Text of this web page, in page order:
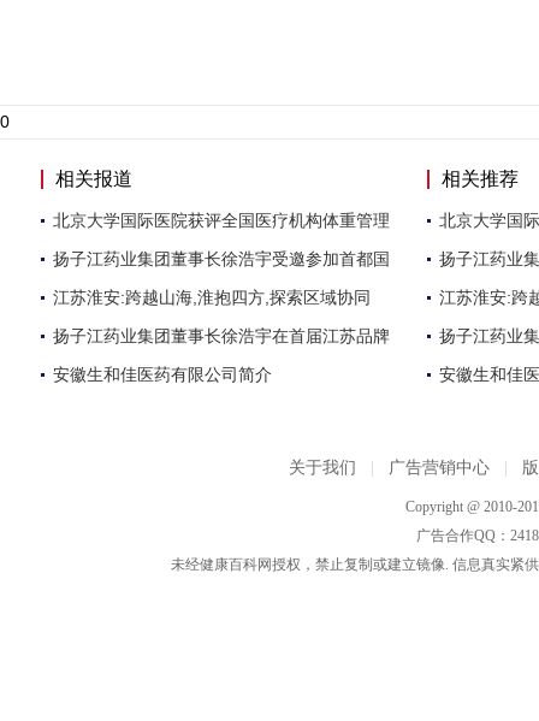
0
相关报道
北京大学国际医院获评全国医疗机构体重管理
扬子江药业集团董事长徐浩宇受邀参加首都国
江苏淮安:跨越山海,淮抱四方,探索区域协同
扬子江药业集团董事长徐浩宇在首届江苏品牌
安徽生和佳医药有限公司简介
相关推荐
北京大学国
扬子江药业
江苏淮安:跨
扬子江药业
安徽生和佳
关于我们 广告营销中心
Copyright @ 2010-
广告合作QQ：
未经健康百科网授权，禁止复制或建立镜像. 信息真实紧